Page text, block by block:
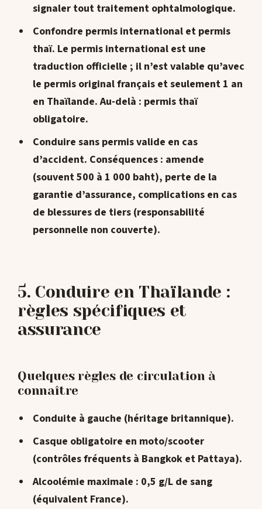
signaler tout traitement ophtalmologique.
Confondre permis international et permis
thaï. Le permis international est une
traduction officielle ; il n’est valable qu’avec
le permis original français et seulement 1 an
en Thaïlande. Au-delà : permis thaï
obligatoire.
Conduire sans permis valide en cas
d’accident. Conséquences : amende
(souvent 500 à 1 000 baht), perte de la
garantie d’assurance, complications en cas
de blessures de tiers (responsabilité
personnelle non couverte).
5. Conduire en Thaïlande :
règles spécifiques et
assurance
Quelques règles de circulation à
connaître
Conduite à gauche (héritage britannique).
Casque obligatoire en moto/scooter
(contrôles fréquents à Bangkok et Pattaya).
Alcoolémie maximale : 0,5 g/L de sang
(équivalent France).